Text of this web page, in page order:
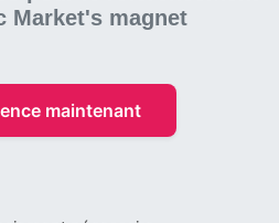
Market's magnet
maintenant